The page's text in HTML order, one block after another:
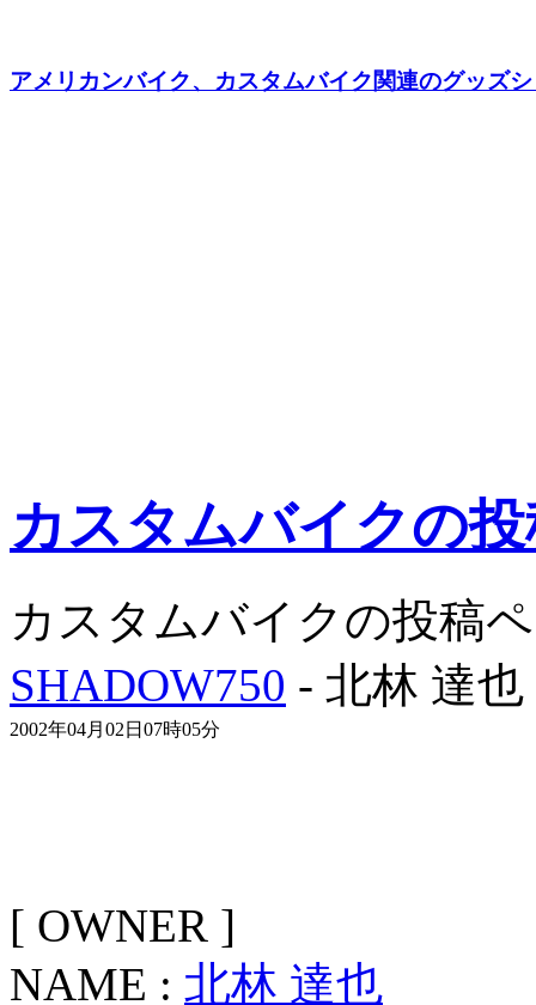
アメリカンバイク、カスタムバイク関連のグッズ
カスタムバイクの
カスタムバイクの投稿
SHADOW750 - 北林 達也
2002年04月02日07時05分
[ OWNER ]
NAME : 北林 達也